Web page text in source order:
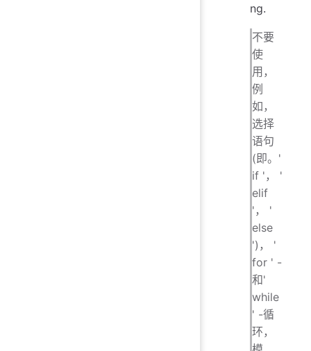
ng.
不要
使
用，
例
如，
选择
语句
(即。'
if '， '
elif
'， '
else
')， '
for ' -
和'
while
' -循
环，